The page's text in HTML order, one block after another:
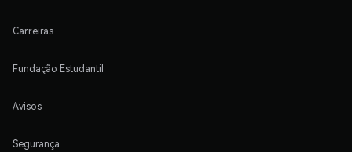
Carreiras
Fundação Estudantil
Avisos
Segurança